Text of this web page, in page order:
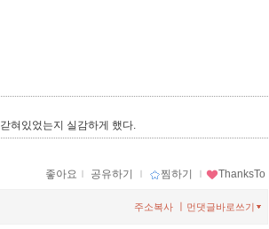
혀있었는지 실감하게 했다.
좋아요 ｌ 공유하기 ｌ 찜하기 ｌ ThanksTo
먼댓글바로쓰기
주소복사 ㅣ